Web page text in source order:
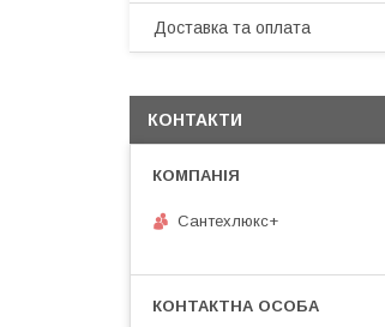
Доставка та оплата
КОНТАКТИ
Сантехлюкс+